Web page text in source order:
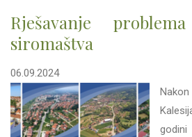
Rješavanje
siromaštva
06.09.2024
Nakon